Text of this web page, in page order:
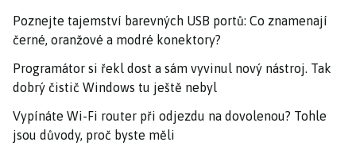
Poznejte tajemství barevných USB portů: Co znamenají
černé, oranžové a modré konektory?
Programátor si řekl dost a sám vyvinul nový nástroj. Tak
dobrý čistič Windows tu ještě nebyl
Vypínáte Wi-Fi router při odjezdu na dovolenou? Tohle
jsou důvody, proč byste měli